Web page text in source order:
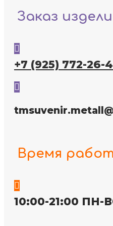
Заказ

+7 (925) 772-26-

Время

10:00-21:00 ПН-